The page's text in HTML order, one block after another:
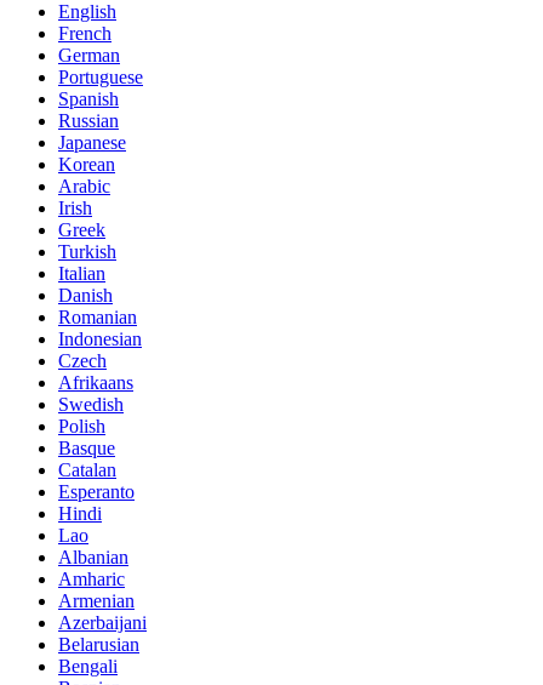
English
French
German
Portuguese
Spanish
Russian
Japanese
Korean
Arabic
Irish
Greek
Turkish
Italian
Danish
Romanian
Indonesian
Czech
Afrikaans
Swedish
Polish
Basque
Catalan
Esperanto
Hindi
Lao
Albanian
Amharic
Armenian
Azerbaijani
Belarusian
Bengali